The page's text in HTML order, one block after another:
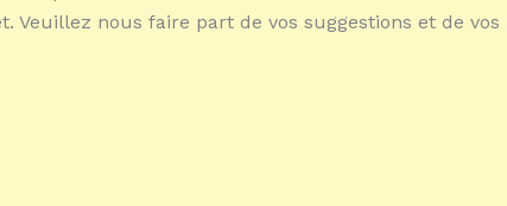
Veuillez nous faire part de vos suggestions et de vos